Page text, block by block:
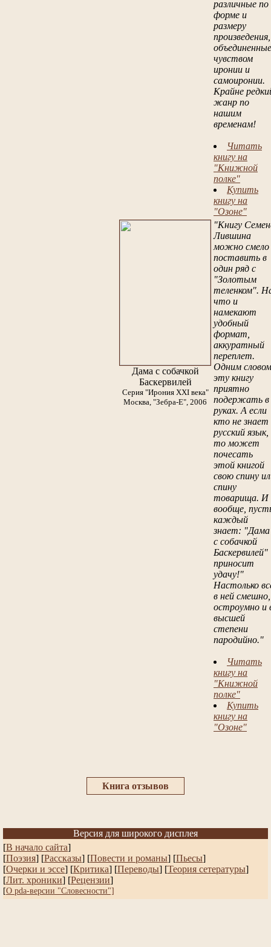
различные по
форме и
размеру
произведения,
объединенные
чувством
иронии и
самоиронии.
Крайне
жанр по
нашим
временам!
Читать
книгу на
"Книжной
полке"
Купить
книгу на
"Озоне"
Дама с собачкой
Баскервилей
Серия "Ирония XXI века"
Москва, "Зебра-Е", 2006
"Книгу
Лившина
можно смело
поставить в
один ряд с
"Золотым
теленком".
что и
намекают
удобный
формат,
аккуратный
переплет.
Одним
эту книгу
приятно
подержать в
руках. А если
кто не знает
русский язык,
то может
почесать
этой книгой
свою спину
спину
товарища. И
вообще,
каждый
знает: "Дама
с собачкой
Баскервилей"
приносит
удачу!"
Настолько
в ней смешно,
остроумно и
высшей
степени
пародийно."
Читать
книгу на
"Книжной
полке"
Купить
книгу на
"Озоне"
Книга отзывов
Версия для широкого дисплея
[В начало сайта]
[Поэзия] [Рассказы] [Повести и романы] [Пьесы]
[Очерки и эссе] [Критика] [Переводы] [Теория сетературы]
[Лит. хроники] [Рецензии]
[О pda-версии "Словесности"]